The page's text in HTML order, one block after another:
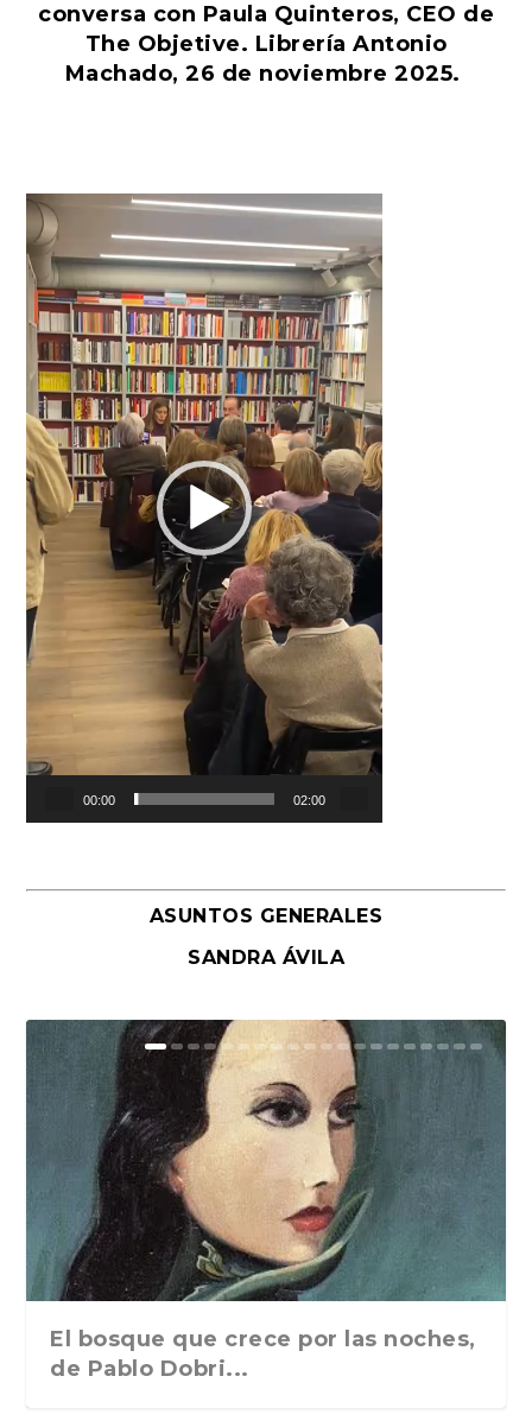
conversa con Paula Quinteros, CEO de
The Objetive. Librería Antonio
Machado, 26 de noviembre 2025.
Reproductor
de
vídeo
00:00 02:00
ASUNTOS GENERALES
SANDRA ÁVILA
El bosque que crece por las noches,
de Pablo Dobri...